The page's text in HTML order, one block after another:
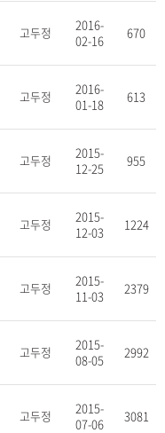
고두정
2016-
02-16
670
고두정
2016-
01-18
613
고두정
2015-
12-25
955
고두정
2015-
12-03
1224
고두정
2015-
11-03
2379
고두정
2015-
08-05
2992
고두정
2015-
07-06
3081